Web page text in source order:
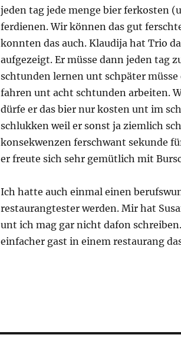
jeden tag jede menge bier ferkosten
ferdienen. Wir können das gut
konnten das auch. Klaudija hat Trio
aufgezeigt. Er müsse dann jeden tag
schtunden lernen unt schpäter
fahren unt acht schtunden arbeiten.
dürfe er das bier nur kosten unt im
schlukken weil er sonst ja ziemlich
konsekwenzen ferschwant sekunde
er freute sich sehr gemütlich mit
Ich hatte auch einmal einen
restaurangtester werden. Mir hat
unt ich mag gar nicht dafon
einfacher gast in einem restaurang